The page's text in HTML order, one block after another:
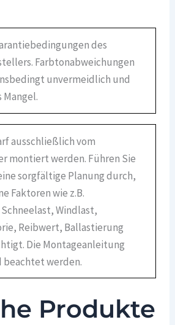
des
Farbtonabweichungen
unvermeidlich und
ausschließlich vom
montiert werden. Führen Sie
sorgfältige Planung durch,
Faktoren wie z.B.
Windlast,
Reibwert, Ballastierung
Die Montageanleitung
beachtet werden.
Produkte